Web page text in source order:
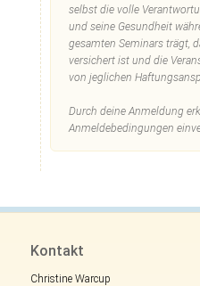
selbst die volle
und seine Gesundheit
gesamten Seminars trägt,
versichert ist und die
von jeglichen
Durch deine Anmeldung
Anmeldebedingungen
Kontakt
Christine Warcup